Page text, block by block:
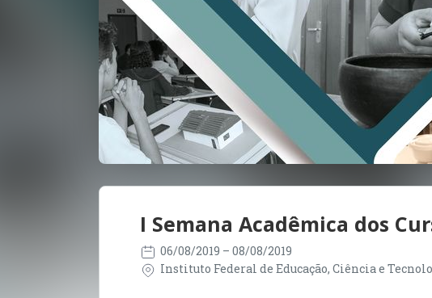
I Semana Acadêmica dos
06/08/2019 – 08/08/2019
Instituto Federal de Educação, Ciência e